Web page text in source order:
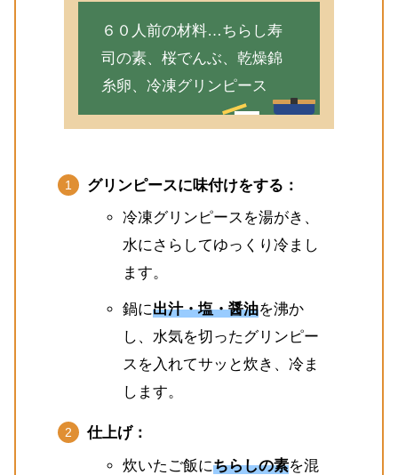
６０人前の材料…ちらし寿
司の素、桜でんぶ、乾燥錦
糸卵、冷凍グリンピース
グリンピースに味付けをする：
冷凍グリンピースを湯がき、
水にさらしてゆっくり冷まし
ます。
鍋に出汁・塩・醤油を沸か
し、水気を切ったグリンピー
スを入れてサッと炊き、冷ま
します。
仕上げ：
炊いたご飯にちらしの素を混